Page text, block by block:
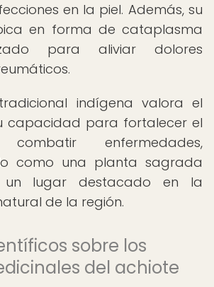
en la piel. Además, su
en forma de cataplasma
para aliviar dolores
indígena valora el
capacidad para fortalecer el
enfermedades,
como una planta sagrada
un lugar destacado en la
de la región.
sobre los
del achiote